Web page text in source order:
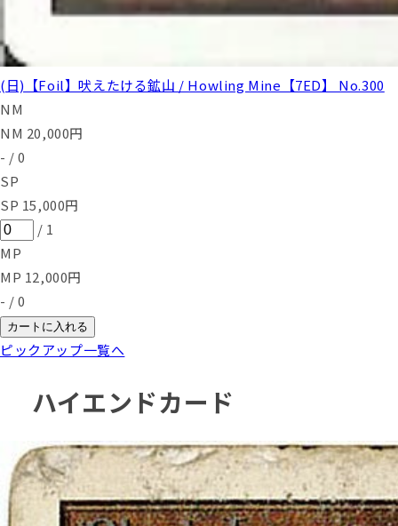
(日)【Foil】吠えたける鉱山 / Howling Mine【7ED】 No.300
NM
NM 20,000円
- / 0
SP
SP 15,000円
/ 1
MP
MP 12,000円
- / 0
カートに入れる
ピックアップ一覧へ
ハイエンドカード